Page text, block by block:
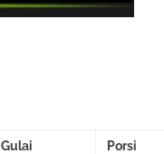
Gulai Porsi